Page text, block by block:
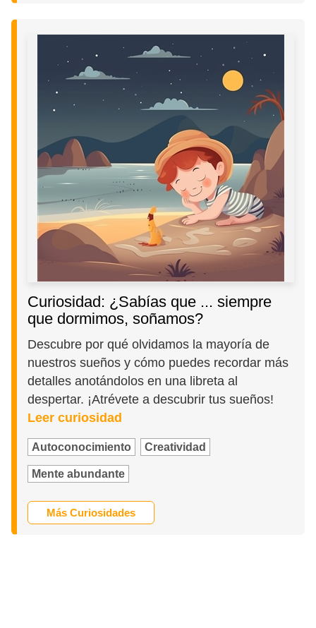
Curiosidad: ¿Sabías que ... siempre
que dormimos, soñamos?
Descubre por qué olvidamos la mayoría de
nuestros sueños y cómo puedes recordar más
detalles anotándolos en una libreta al
despertar. ¡Atrévete a descubrir tus sueños!
Leer curiosidad
Autoconocimiento Creatividad
Mente abundante
Más Curiosidades